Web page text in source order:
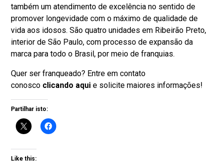
também um atendimento de excelência no sentido de
promover longevidade com o máximo de qualidade de
vida aos idosos. São quatro unidades em Ribeirão Preto,
interior de São Paulo, com processo de expansão da
marca para todo o Brasil, por meio de franquias.
Quer ser franqueado? Entre em contato
conosco clicando aqui e solicite maiores informações!
Partilhar isto:
Like this: